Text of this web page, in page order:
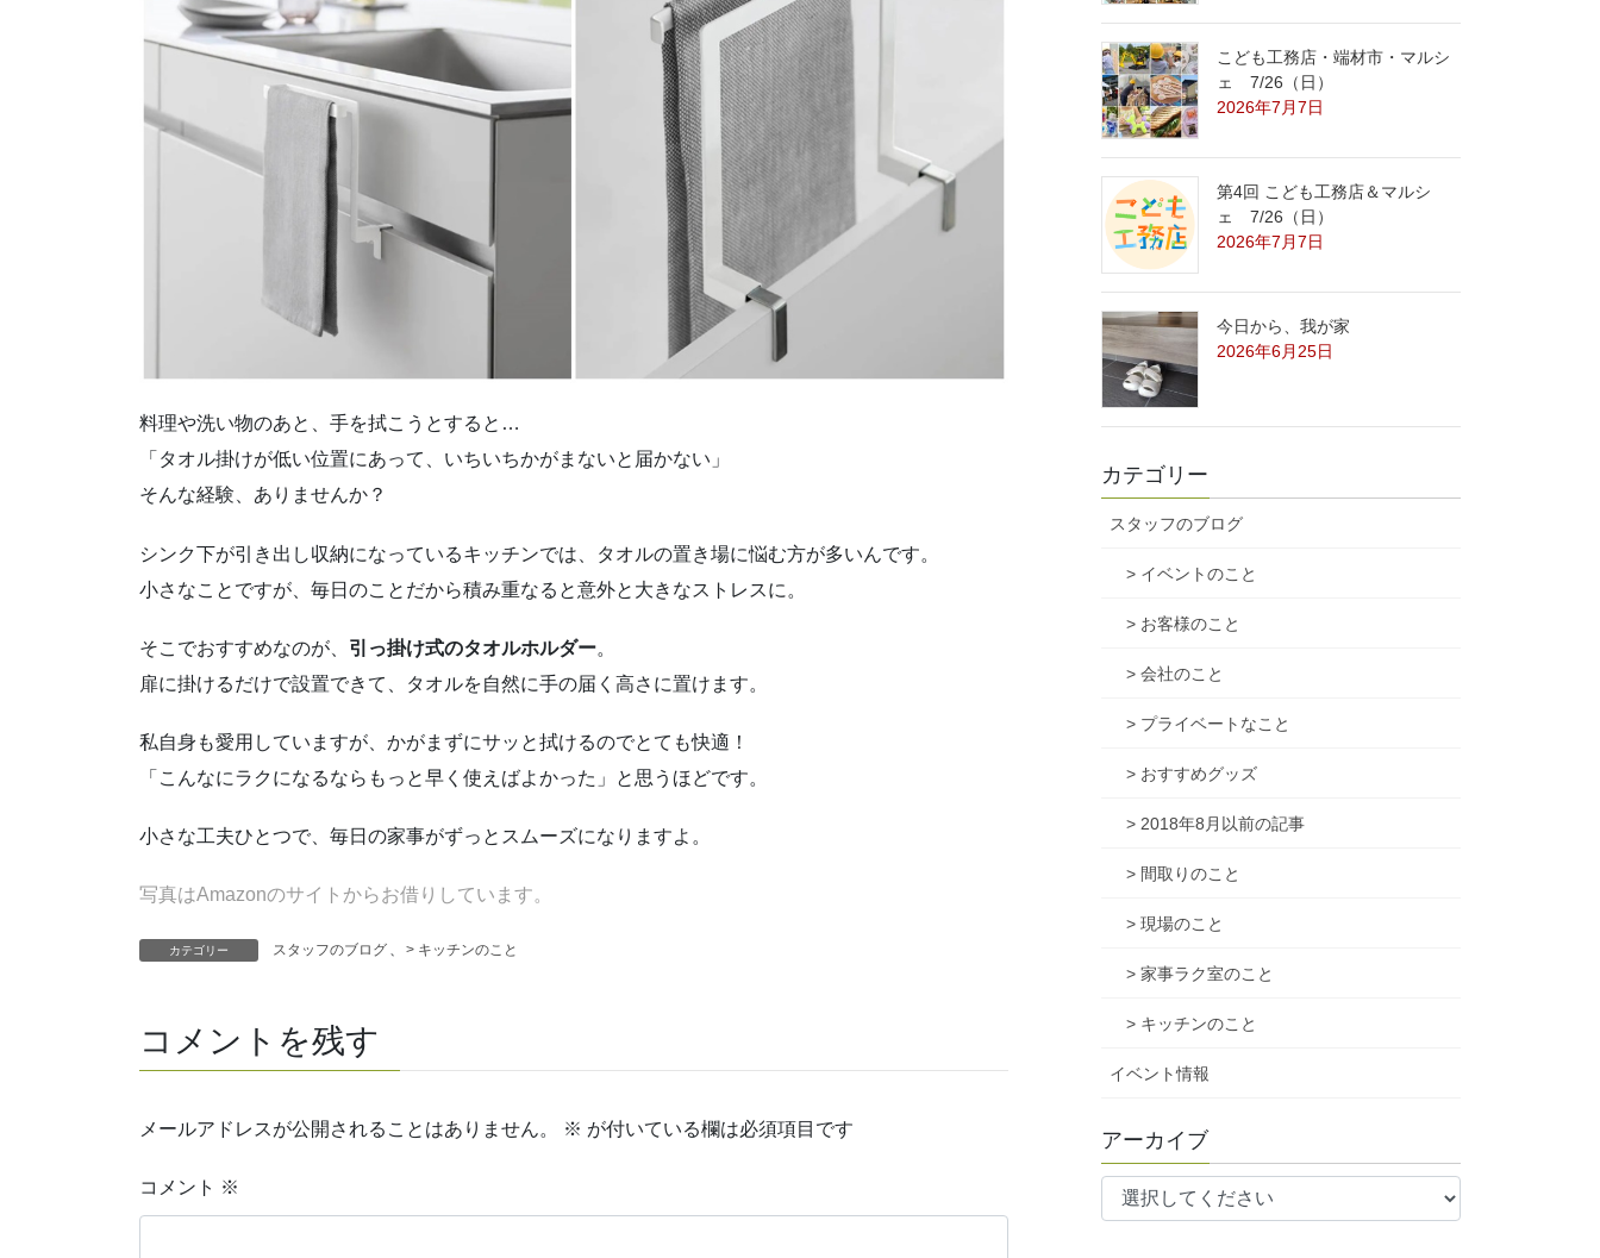
料理や洗い物のあと、手を拭こうとすると…
「タオル掛けが低い位置にあって、いちいちかがまないと届かない」
そんな経験、ありませんか？
シンク下が引き出し収納になっているキッチンでは、タオルの置き場に悩む方が多いんです。
小さなことですが、毎日のことだから積み重なると意外と大きなストレスに。
そこでおすすめなのが、 引っ掛け式のタオルホルダー。
扉に掛けるだけで設置できて、タオルを自然に手の届く高さに置けます。
私自身も愛用していますが、かがまずにサッと拭けるのでとても快適！
「こんなにラクになるならもっと早く使えばよかった」と思うほどです。
小さな工夫ひとつで、毎日の家事がずっとスムーズになりますよ。
写真はAmazonのサイトからお借りしています。
カテゴリー スタッフのブログ 、 > キッチンのこと
コメントを残す
メールアドレスが公開されることはありません。 ※ が付いている欄は必須項目です
コメント ※
こども工務店・端材市・マルシ
ェ 7/26（日）
2026年7月7日
第4回 こども工務店＆マルシ
ェ 7/26（日）
2026年7月7日
今日から、我が家
2026年6月25日
カテゴリー
スタッフのブログ
> イベントのこと
> お客様のこと
> 会社のこと
> プライベートなこと
> おすすめグッズ
> 2018年8月以前の記事
> 間取りのこと
> 現場のこと
> 家事ラク室のこと
> キッチンのこと
イベント情報
アーカイブ